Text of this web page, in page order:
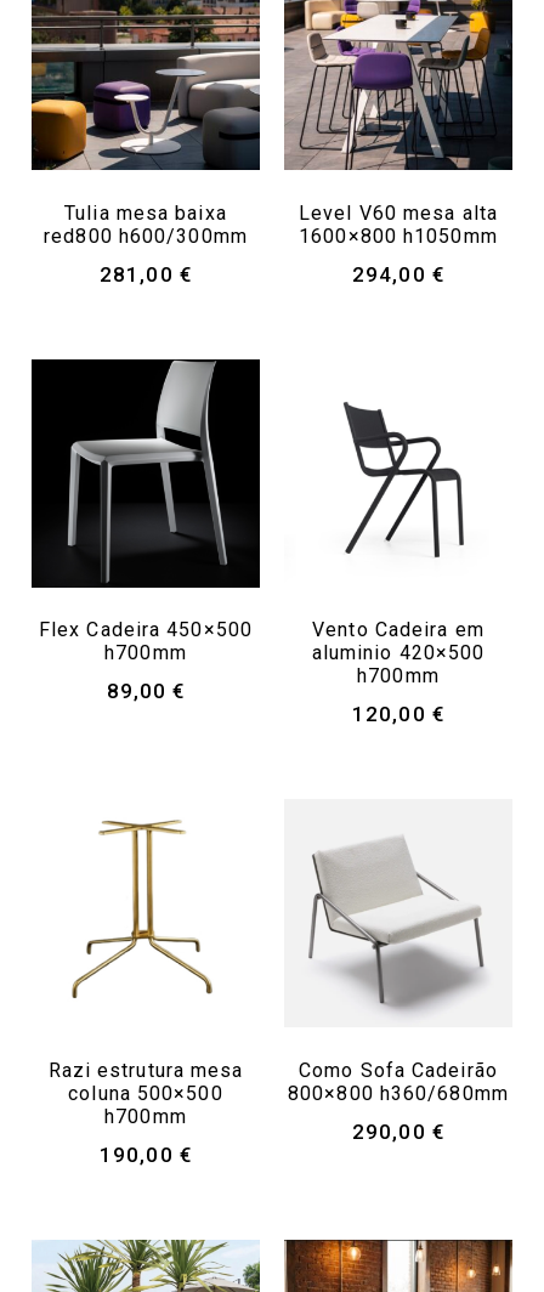
Tulia mesa baixa
red800 h600/300mm
281,00 €
Level V60 mesa alta
1600×800 h1050mm
294,00 €
Flex Cadeira 450×500
h700mm
89,00€
Vento Cadeira em
aluminio 420×500
h700mm
120,00 €
Razi estrutura mesa
coluna 500×500
h700mm
190,00 €
Como Sofa Cadeirão
800×800 h360/680mm
290,00 €